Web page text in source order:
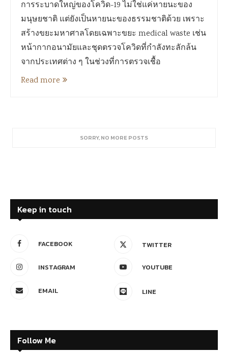
การระบาดใหญ่ของโควิด-19 ไม่ใช่แค่หายนะของ
มนุษยชาติ แต่ยังเป็นหายนะของธรรมชาติด้วย เพราะ
สร้างขยะมหาศาลโดยเฉพาะขยะ medical waste เช่น
หน้ากากอนามัยและชุดตรวจโควิดที่กำลังทะลักล้น
จากประเทศต่าง ๆ ในช่วงที่การตรวจเชื้อ
Read more
SORRY, NO MORE POSTS
Keep in touch
FACEBOOK TWITTER
INSTAGRAM YOUTUBE
EMAIL LINE
Follow Me